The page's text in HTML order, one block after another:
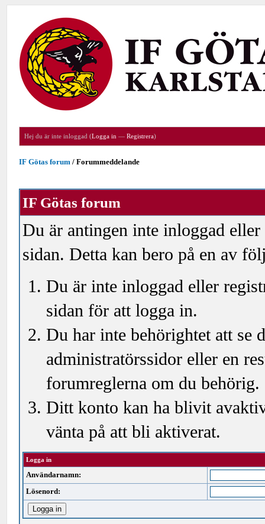
Hej du är inte inloggad (Logga in —Registrera)
IF Götas forum /Forummeddelande
IF Götas forum
Du är antingen inte inloggad
sidan. Detta kan bero på en av
Du är inte inloggad eller
sidan för att logga in.
Du har inte behörightet att se
administratörssidor eller en
forumreglerna om du behörig.
Ditt konto kan ha blivit
vänta på att bli aktiverat.
Logga in
Användarnamn:
Lösenord: